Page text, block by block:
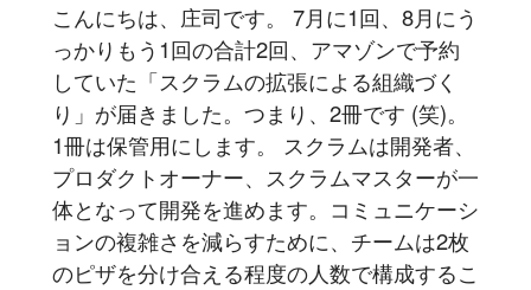
こんにちは、庄司です。 7月に1回、8月にう
っかりもう1回の合計2回、アマゾンで予約
していた「スクラムの拡張による組織づく
り」が届きました。つまり、2冊です (笑)。
1冊は保管用にします。 スクラムは開発者、
プロダクトオーナー、スクラムマスターが一
体となって開発を進めます。コミュニケーシ
ョンの複雑さを減らすために、チームは2枚
のピザを分け合える程度の人数で構成するこ